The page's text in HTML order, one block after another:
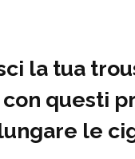
la tua
questi
le